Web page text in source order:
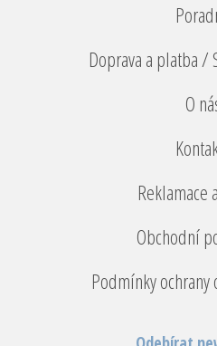
Doprava a platba /
O
Reklamace
Obchodní
Podmínky